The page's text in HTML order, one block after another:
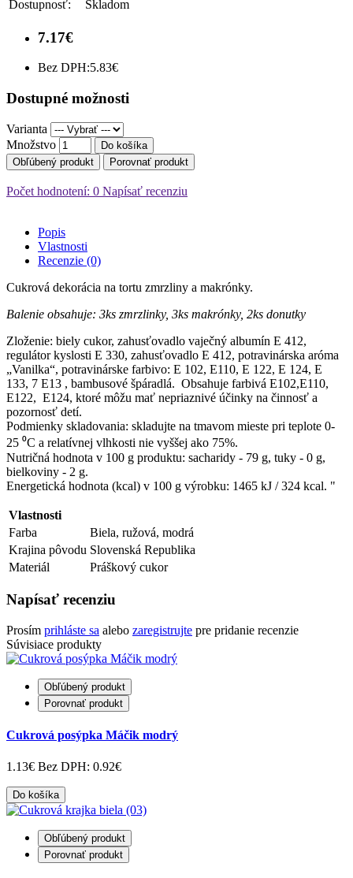
Dostupnosť: Skladom
7.17€
Bez DPH:5.83€
Dostupné možnosti
Varianta
Množstvo
Do košíka
Obľúbený produkt
Porovnať produkt
Počet hodnotení: 0 Napísať recenziu
Popis
Vlastnosti
Recenzie (0)
Cukrová dekorácia na tortu zmrzliny a makrónky.
Balenie obsahuje: 3ks zmrzlinky, 3ks makrónky, 2ks donutky
Zloženie: biely cukor, zahusťovadlo vaječný albumín E 412,
regulátor kyslosti E 330, zahusťovadlo E 412, potravinárska aróma
„Vanilka“, potravinárske farbivo: Е 102, Е110, Е 122, Е 124, Е
133, 7 Е13 , bambusové špáradlá. Obsahuje farbivá Е102,E110,
E122, E124, ktoré môžu mať nepriaznivé účinky na činnosť a
pozornosť detí.
Podmienky skladovania: skladujte na tmavom mieste pri teplote 0-
25 ⁰С a relatívnej vlhkosti nie vyššej ako 75%.
Nutričná hodnota v 100 g produktu: sacharidy - 79 g, tuky - 0 g,
bielkoviny - 2 g.
Energetická hodnota (kcal) v 100 g výrobku: 1465 kJ / 324 kcal. "
Vlastnosti
Farba
Biela, ružová, modrá
Krajina pôvodu Slovenská Republika
Materiál
Práškový cukor
Napísať recenziu
Prosím prihláste sa alebo zaregistrujte pre pridanie recenzie
Súvisiace produkty
Obľúbený produkt
Porovnať produkt
Cukrová posýpka Máčik modrý
1.13€ Bez DPH: 0.92€
Do košíka
Obľúbený produkt
Porovnať produkt